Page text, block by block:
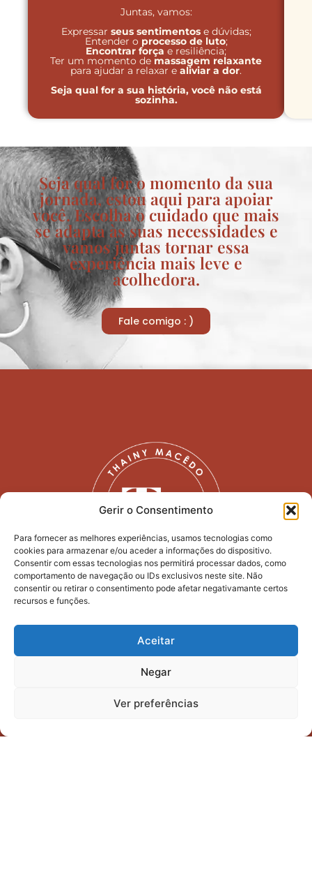
Gerir o Consentimento
Para fornecer as melhores experiências, usamos tecnologias como
cookies para armazenar e/ou aceder a informações do dispositivo.
Consentir com essas tecnologias nos permitirá processar dados, como
comportamento de navegação ou IDs exclusivos neste site. Não
consentir ou retirar o consentimento pode afetar negativamante certos
recursos e funções.
Aceitar
Negar
Ver preferências
Juntas, vamos:
Expressar seus sentimentose dúvidas;
Entender o processo de luto;
Encontrar força e resiliência;
Ter um momento de massagem relaxante
para ajudar a relaxar e aliviar a dor.
Seja qual for a sua história, você não está
sozinha.
Seja qual for o momento da sua
jornada, estou aqui para apoiar
você. Escolha o cuidado que mais
se adapta às suas necessidades e
vamos juntas tornar essa
experiência mais leve e
acolhedora.
Fale comigo : )
Prepare-se para viver um parto
Horário de Atendimento:
Segunda-feira a Sexta-feira: 09h às 18h.